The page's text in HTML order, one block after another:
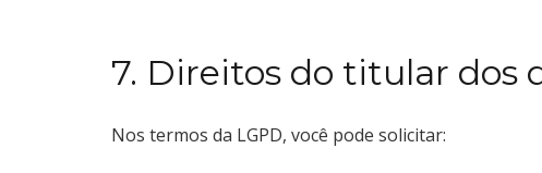
7. Direitos do titular dos
Nos termos da LGPD, você pode solicitar: